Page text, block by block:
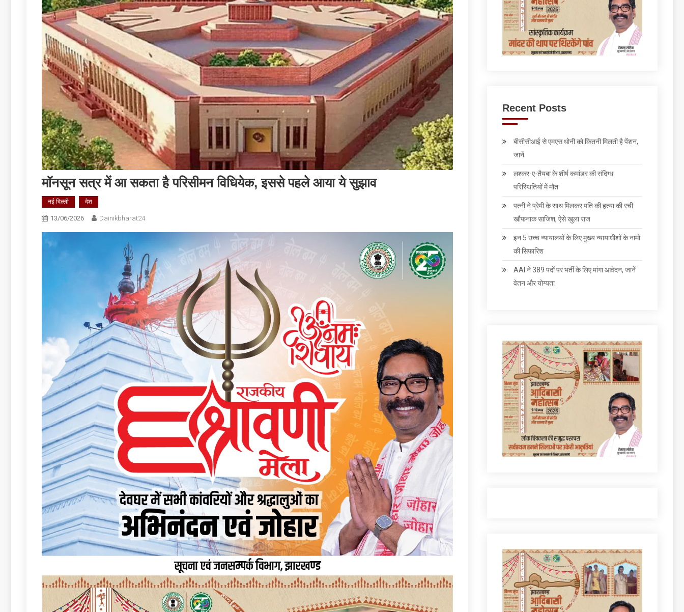
मॉनसून सत्र में आ सकता है परिसीमन विधियेक, इससे पहले आया ये सुझाव
नई दिल्ली देश
13/06/2026 Dainikbharat24
Recent Posts
बीसीसीआई से एमएस धोनी को कितनी मिलती है पेंशन,
जानें
लश्कर-ए-तैयबा के शीर्ष कमांडर की संदिग्ध
परिस्थितियों में मौत
पत्‍नी ने प्रेमी के साथ मिलकर पति की हत्‍या की रची
खौफनाक साजिश, ऐसे खुला राज
इन 5 उच्च न्यायालयों के लिए मुख्य न्यायाधीशों के नामों
की सिफारिश
AAI ने 389 पदों पर भर्ती के लिए मांगा आवेदन, जानें
वेतन और योग्‍यता